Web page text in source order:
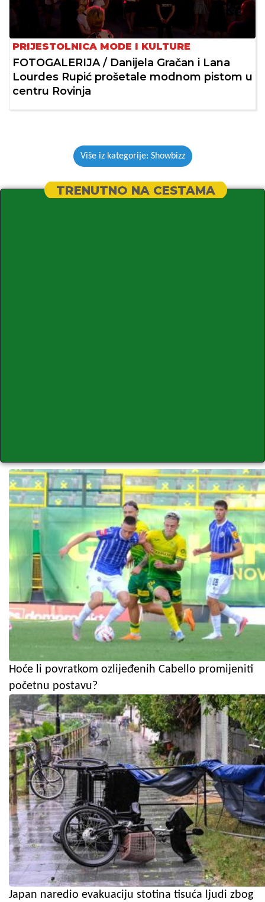
PRIJESTOLNICA MODE I KULTURE
FOTOGALERIJA / Danijela Gračan i Lana
Lourdes Rupić prošetale modnom pistom u
centru Rovinja
Više iz kategorije: Showbizz
TRENUTNO NA CESTAMA
Hoće li povratkom ozlijeđenih Cabello promijeniti
početnu postavu?
Japan naredio evakuaciju stotina tisuća ljudi zbog